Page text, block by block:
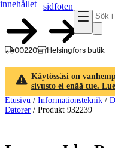
innehållet
sidfoten
00220 Helsingfors butik
Käytössäsi on
sivusto ei enää tue.
Etusivu / Informationsteknik /
Datorer / Produkt 932239